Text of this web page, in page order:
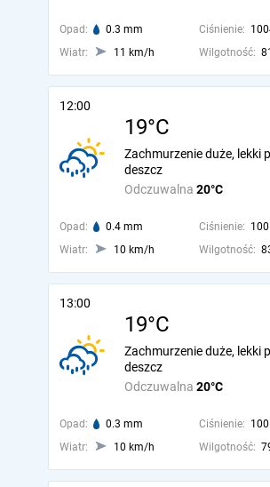
Opad: 0.3 mm Ciśnienie:
Wiatr:
11 km/h Wilgotność:
12:00
19°C
Odczuwalna 20°C
Zachmurzenie duże, lekki
deszcz
Opad: 0.4 mm Ciśnienie:
Wiatr:
10 km/h Wilgotność:
13:00
19°C
Odczuwalna 20°C
Zachmurzenie duże, lekki
deszcz
Opad: 0.3 mm Ciśnienie:
Wiatr:
10 km/h Wilgotność: